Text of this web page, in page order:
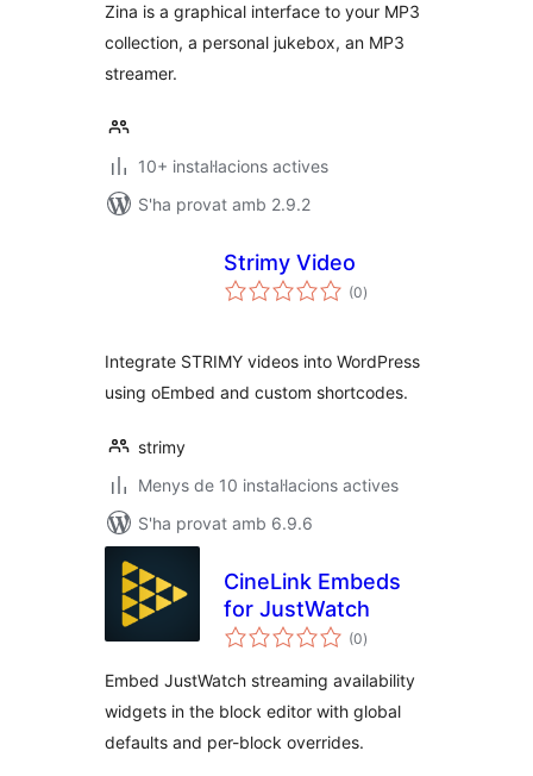
Zina is a graphical interface to your MP3
collection, a personal jukebox, an MP3
streamer.
10+ instal·lacions actives
S'ha provat amb 2.9.2
Strimy Video
(0puntuacions
totals
)
Integrate STRIMY videos into WordPress
using oEmbed and custom shortcodes.
strimy
Menys de 10 instal·lacions actives
S'ha provat amb 6.9.6
CineLink Embeds
for JustWatch
(0puntuacions
totals
)
Embed JustWatch streaming availability
widgets in the block editor with global
defaults and per-block overrides.